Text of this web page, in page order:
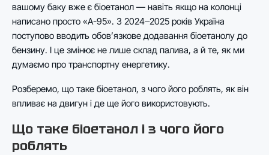
вашому баку вже є біоетанол — навіть якщо на колонці
написано просто «А-95». З 2024‒2025 років Україна
поступово вводить обов’язкове додавання біоетанолу до
бензину. І це змінює не лише склад палива, а й те, як ми
думаємо про транспортну енергетику.
Розберемо, що таке біоетанол, з чого його роблять, як він
впливає на двигун і де ще його використовують.
Що таке біоетанол і з чого його
роблять